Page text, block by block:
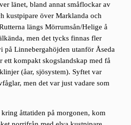
länet, bland annat småflockar av
kustpipare över Marklanda och
längs Mörrumsån/Helige å
men det tycks finnas fler
på Linnebergahöjden utanför Åseda
ett kompakt skogslandskap med få
(åar, sjösystem). Syftet var
men det var just vadare som
åttatiden på morgonen, kom